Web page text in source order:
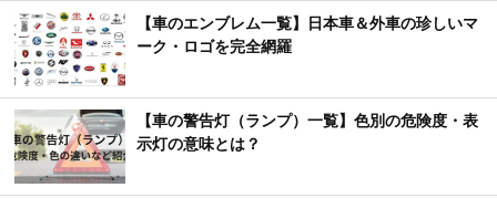
【車のエンブレム一覧】日本車＆外車の珍しいマ
ーク・ロゴを完全網羅
【車の警告灯（ランプ）一覧】色別の危険度・表
示灯の意味とは？